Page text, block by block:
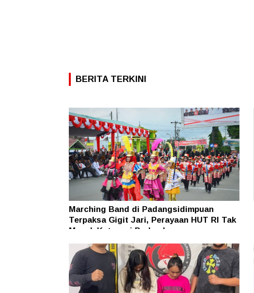
BERITA TERKINI
Marching Band di Padangsidimpuan
Terpaksa Gigit Jari, Perayaan HUT RI Tak
Masuk Kategori Perlombaan